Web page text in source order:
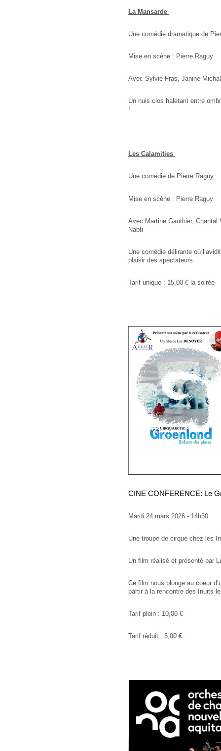
La Mansarde
Une comédie dramatique de
Mise en scène : Pierre Raguy
Avec Sylvie Fras, Janine
Un huis clos haletant entre
!
Les Calamities
Une comédie de Pierre Raguy
Mise en scène : Pierre Raguy
Avec Martine Gauthier, Chantal
Nabti
Une comédie délirante où
plaisir des spectateurs.
Tarif unique : 15,00 € la soirée
CINE CONFERENCE: Le
Mardi 24 mars 2026 - 14h30
Une troupe de cirque chez les
Un film réalisé et présenté par
Ce film nous plonge au coeur
partir à la rencontre des Inuits
Tarif plein : 10,00 €
Tarif réduit : 5,00 €